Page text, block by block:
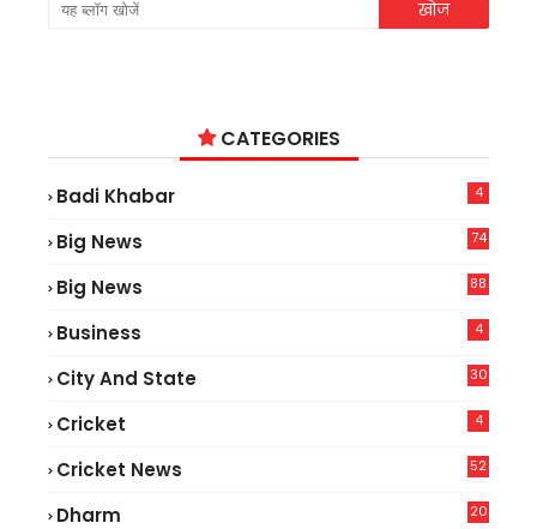
CATEGORIES
Badi Khabar 4
Big News
74
Big News
88
Business 4
City And State 30
Cricket 4
Cricket News
52
Dharm 20